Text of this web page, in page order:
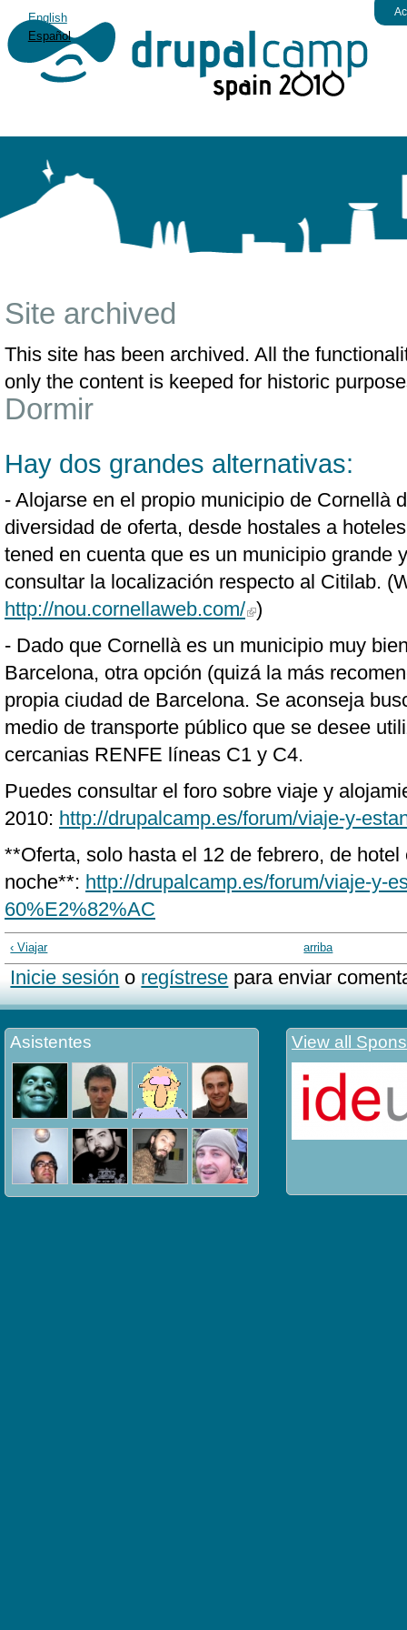
Site archived
This site has been archived. All the
only the content is keeped for historic
Dormir
Hay dos grandes alternativas:
- Alojarse en el propio municipio de Cornellà
diversidad de oferta, desde hostales a
tened en cuenta que es un municipio grande
consultar la localización respecto al Citilab.
http://nou.cornellaweb.com/ )
- Dado que Cornellà es un municipio muy
Barcelona, otra opción (quizá la más
propia ciudad de Barcelona. Se aconseja
medio de transporte público que se desee
cercanias RENFE líneas C1 y C4.
Puedes consultar el foro sobre viaje y
2010: http://drupalcamp.es/forum/viaje-y-
**Oferta, solo hasta el 12 de febrero, de
noche**: http://drupalcamp.es/forum/viaje-y-
60%E2%82%AC
‹ Viajar arriba
Inicie sesión o regístrese para enviar
Asistentes
English
Español
View all